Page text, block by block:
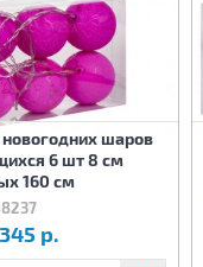
шаров
6 шт 8 см
160 см
345 р.